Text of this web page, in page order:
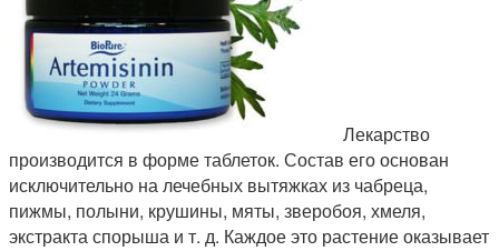
Лекарство
производится в форме таблеток. Состав его основан
исключительно на лечебных вытяжках из чабреца,
пижмы, полыни, крушины, мяты, зверобоя, хмеля,
экстракта спорыша и т. д. Каждое это растение оказывает